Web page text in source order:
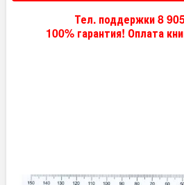
Тел. поддержки 8
100% гарантия! Оплата